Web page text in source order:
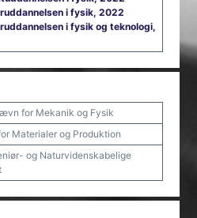
i fysik, 2022
i fysik og teknologi,
for Mekanik og Fysik
Materialer og Produktion
og Naturvidenskabelige